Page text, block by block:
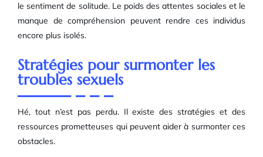
le sentiment de solitude. Le poids des attentes sociales et le
manque de compréhension peuvent rendre ces individus
encore plus isolés.
Stratégies pour surmonter les
troubles sexuels
Hé, tout n’est pas perdu. Il existe des stratégies et des
ressources prometteuses qui peuvent aider à surmonter ces
obstacles.